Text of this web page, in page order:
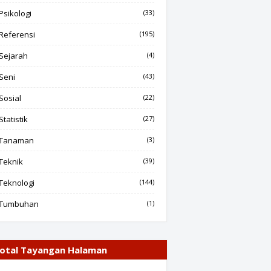
(33)
(195)
(4)
(43)
(22)
(27)
(3)
(39)
(144)
(1)
Tayangan Halaman